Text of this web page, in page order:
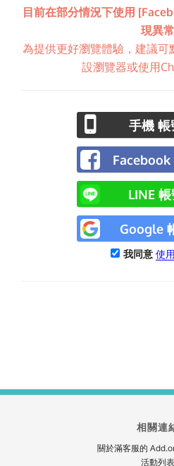
目前在部分情況下使用
現異常
為提供更好瀏覽體驗，建議
設瀏覽器或使用
手機 帳
Facebook
LINE
Google
我同意 使
相關連
關於滿客服的
活動列表